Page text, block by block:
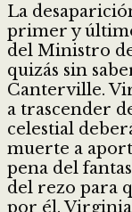
La
primer y
del Ministro
quizás sin
Canterville.
a trascender
celestial
muerte a
pena del
del rezo para
por él.